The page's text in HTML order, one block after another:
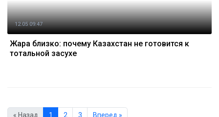
12.05 09:47
Жара близко: почему Казахстан не готовится к
тотальной засухе
« Назад 1 2 3 Вперед »